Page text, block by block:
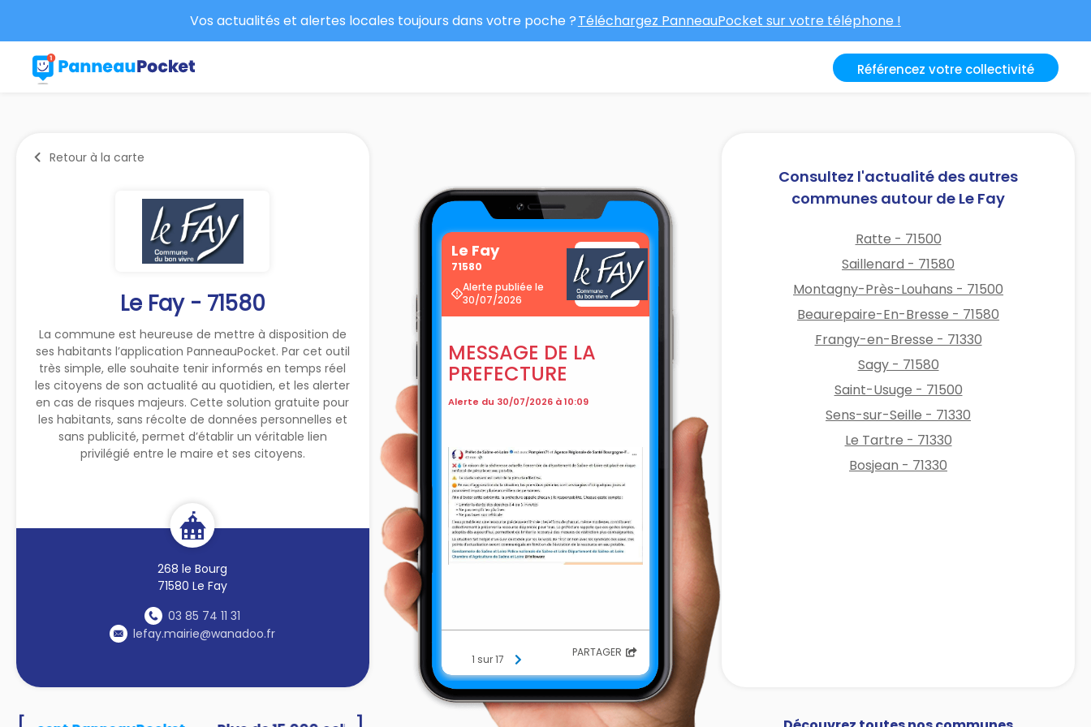
Vos actualités et alertes locales toujours dans votre poche ?Téléchargez PanneauPocket sur votre téléphone !
Référencez votre collectivité
Retour à la carte
Le Fay - 71580
La commune est heureuse de mettre à disposition de
ses habitants l’application PanneauPocket. Par cet outil
très simple, elle souhaite tenir informés en temps réel
les citoyens de son actualité au quotidien, et les alerter
en cas de risques majeurs. Cette solution gratuite pour
les habitants, sans récolte de données personnelles et
sans publicité, permet d’établir un véritable lien
privilégié entre le maire et ses citoyens.
268 le Bourg
71580 Le Fay
03 85 74 11 31
lefay.mairie@wanadoo.fr
Le Fay
71580
Alerte publiée le
30/07/2026
MESSAGE DE LA
PREFECTURE
Alerte du 30/07/2026 à 10:09
1 sur 17 PARTAGER
Consultez l'actualité des autres
communes autour de Le Fay
Ratte - 71500
Saillenard - 71580
Montagny-Près-Louhans - 71500
Beaurepaire-En-Bresse - 71580
Frangy-en-Bresse - 71330
Sagy - 71580
Saint-Usuge - 71500
Sens-sur-Seille - 71330
Le Tartre - 71330
Bosjean - 71330